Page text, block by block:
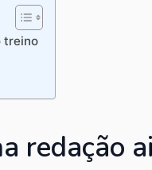
treino
redação